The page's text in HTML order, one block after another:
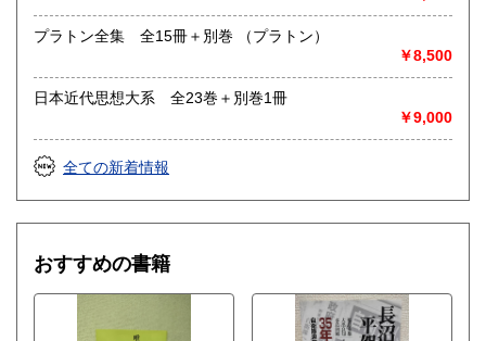
プラトン全集 全15冊＋別巻 （プラトン）
￥8,500
日本近代思想大系 全23巻＋別巻1冊
￥9,000
全ての新着情報
おすすめの書籍